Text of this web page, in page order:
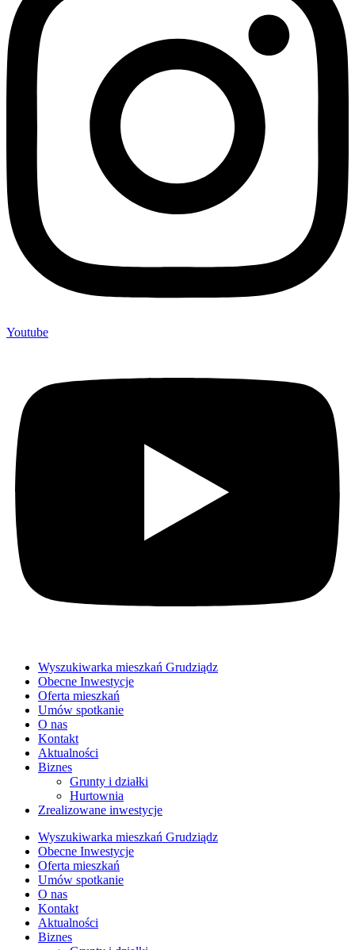
Youtube
Wyszukiwarka mieszkań Grudziądz
Obecne Inwestycje
Oferta mieszkań
Umów spotkanie
O nas
Kontakt
Aktualności
Biznes
Grunty i działki
Hurtownia
Zrealizowane inwestycje
Wyszukiwarka mieszkań Grudziądz
Obecne Inwestycje
Oferta mieszkań
Umów spotkanie
O nas
Kontakt
Aktualności
Biznes